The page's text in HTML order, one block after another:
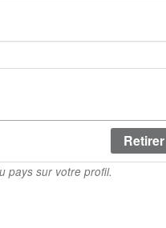
pays sur votre profil.